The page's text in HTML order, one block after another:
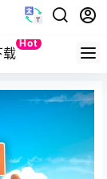
载
Hot
Quest